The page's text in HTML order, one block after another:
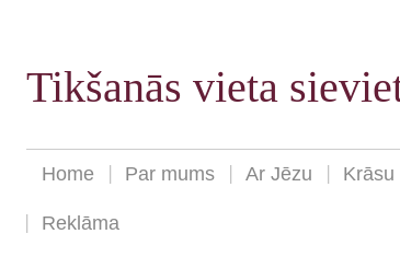
Tikšanās vieta
Home Par mums Ar Jēzu Krāsu
Reklāma